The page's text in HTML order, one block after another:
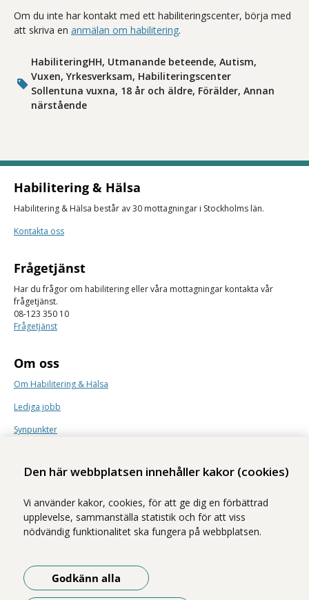
Den här webbplatsen innehåller kakor (cookies)
Vi använder kakor, cookies, för att ge dig en förbättrad
upplevelse, sammanställa statistik och för att viss
nödvändig funktionalitet ska fungera på webbplatsen.
Godkänn alla
Om du inte har kontakt med ett habiliteringscenter, börja med
att skriva en anmälan om habilitering.
HabiliteringHH, Utmanande beteende, Autism,
Vuxen, Yrkesverksam, Habiliteringscenter
Sollentuna vuxna, 18 år och äldre, Förälder, Annan
närstående
Habilitering & Hälsa
Habilitering & Hälsa består av 30 mottagningar i Stockholms län.
Kontakta oss
Frågetjänst
Har du frågor om habilitering eller våra mottagningar kontakta vår
frågetjänst.
08-123 350 10
Frågetjänst
Om oss
Om Habilitering & Hälsa
Lediga jobb
Synpunkter
Samtliga bilder på webbplatsen är tagna av fotograf Yanan Li om inget
annat namn anges.